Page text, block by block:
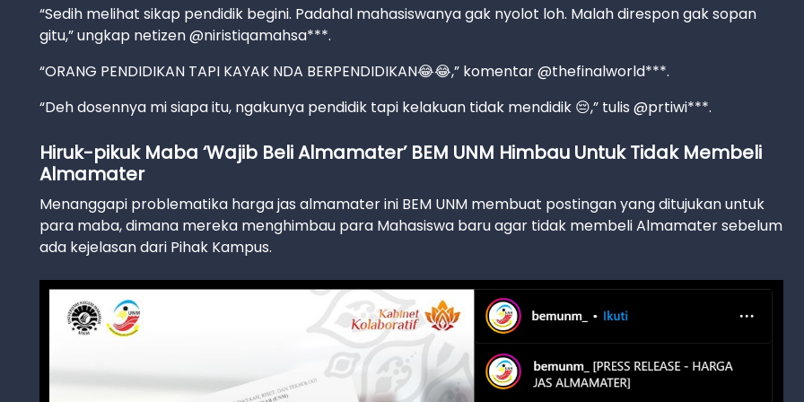
“Sedih melihat sikap pendidik begini. Padahal mahasiswanya gak nyolot loh. Malah direspon gak sopan
gitu,” ungkap netizen @niristiqamahsa***.
“ORANG PENDIDIKAN TAPI KAYAK NDA BERPENDIDIKAN😂😂,” komentar @thefinalworld***.
“Deh dosennya mi siapa itu, ngakunya pendidik tapi kelakuan tidak mendidik 😔,” tulis @prtiwi***.
Hiruk-pikuk Maba ‘Wajib Beli Almamater’ BEM UNM Himbau Untuk Tidak Membeli
Almamater
Menanggapi problematika harga jas almamater ini BEM UNM membuat postingan yang ditujukan untuk
para maba, dimana mereka menghimbau para Mahasiswa baru agar tidak membeli Almamater sebelum
ada kejelasan dari Pihak Kampus.